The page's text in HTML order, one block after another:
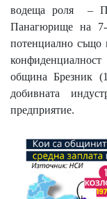
водеща роля –
Панагюрище на
потенциално също
община Брезник
добивната
предприятие.